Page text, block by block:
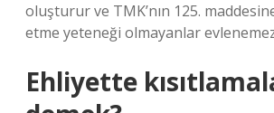
oluşturur ve TMK’nın 125.
etme yeteneği olmayanlar
Ehliyette